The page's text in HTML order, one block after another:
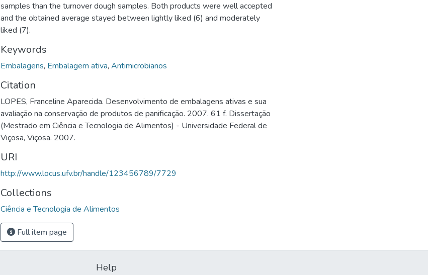
samples than the turnover dough samples. Both products were well accepted
and the obtained average stayed between lightly liked (6) and moderately
liked (7).
Keywords
Embalagens, Embalagem ativa, Antimicrobianos
Citation
LOPES, Franceline Aparecida. Desenvolvimento de embalagens ativas e sua
avaliação na conservação de produtos de panificação. 2007. 61 f. Dissertação
(Mestrado em Ciência e Tecnologia de Alimentos) - Universidade Federal de
Viçosa, Viçosa. 2007.
URI
http://www.locus.ufv.br/handle/123456789/7729
Collections
Ciência e Tecnologia de Alimentos
Full item page
Help